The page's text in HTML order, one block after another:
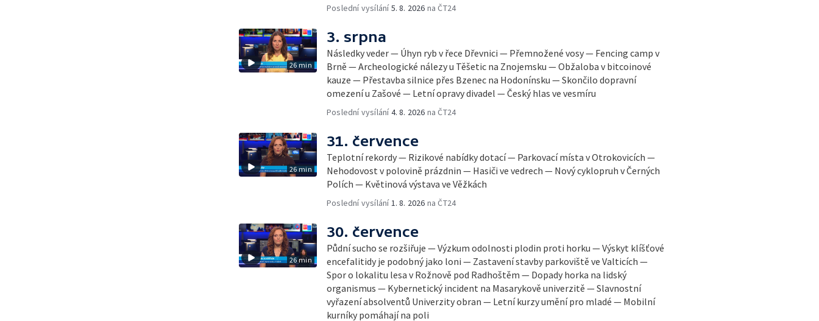
Poslední vysílání5. 8. 2026 na ČT24
26 min
3. srpna
Následky veder — Úhyn ryb v řece Dřevnici — Přemnožené vosy — Fencing camp v
Brně — Archeologické nálezy u Těšetic na Znojemsku — Obžaloba v bitcoinové
kauze — Přestavba silnice přes Bzenec na Hodonínsku — Skončilo dopravní
omezení u Zašové — Letní opravy divadel — Český hlas ve vesmíru
Poslední vysílání4. 8. 2026 na ČT24
26 min
31. července
Teplotní rekordy — Rizikové nabídky dotací — Parkovací místa v Otrokovicích —
Nehodovost v polovině prázdnin — Hasiči ve vedrech — Nový cyklopruh v Černých
Polích — Květinová výstava ve Věžkách
Poslední vysílání 1. 8. 2026 na ČT24
26 min
30. července
Půdní sucho se rozšiřuje — Výzkum odolnosti plodin proti horku — Výskyt klíšťové
encefalitidy je podobný jako loni — Zastavení stavby parkoviště ve Valticích —
Spor o lokalitu lesa v Rožnově pod Radhoštěm — Dopady horka na lidský
organismus — Kybernetický incident na Masarykově univerzitě — Slavnostní
vyřazení absolventů Univerzity obran — Letní kurzy umění pro mladé — Mobilní
kurníky pomáhají na poli